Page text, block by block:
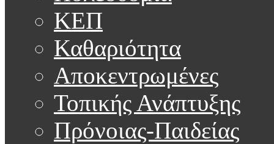
ΚΕΠ
Καθαριότητα
Αποκεντρωμένες
Τοπικής Ανάπτυξης
Πρόνοιας-Παιδείας